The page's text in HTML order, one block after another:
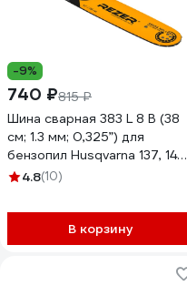
-9%
740 ₽815 ₽
Шина сварная 383 L 8 В (38
см; 1.3 мм; 0,325”) для
бензопил Husqvarna 137, 142 ;
Парма 4 15 Rezer
4.8(10)
В корзину